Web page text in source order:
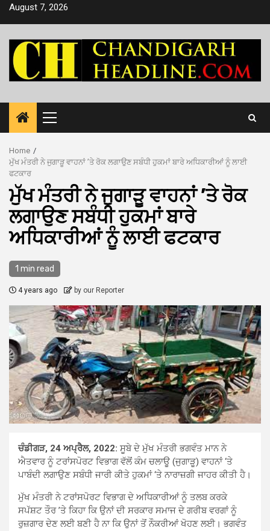
SkipAugust 7, 2026
Primary
Menu
Home
ਮੁੱਖ ਮੰਤਰੀ ਨੇ ਜੁਗਾੜੂ ਵਾਹਨਾਂ ’ਤੇ ਰੋਕ ਲਗਾਉਣ ਸਬੰਧੀ ਹੁਕਮਾਂ ਬਾਰੇ ਅਧਿਕਾਰੀਆਂ ਨੂੰ ਲਾਈ
ਫਟਕਾਰ
ਮੁੱਖ ਮੰਤਰੀ ਨੇ ਜੁਗਾੜੂ ਵਾਹਨਾਂ ’ਤੇ ਰੋਕ
ਲਗਾਉਣ ਸਬੰਧੀ ਹੁਕਮਾਂ ਬਾਰੇ
ਅਧਿਕਾਰੀਆਂ ਨੂੰ ਲਾਈ ਫਟਕਾਰ
1 min read
4 years ago by our Reporter
ਚੰਡੀਗੜ, 24 ਅਪ੍ਰੈਲ, 2022: ਸੂਬੇ ਦੇ ਮੁੱਖ ਮੰਤਰੀ ਭਗਵੰਤ ਮਾਨ ਨੇ
ਐਤਵਾਰ ਨੂੰ ਟਰਾਂਸਪੋਰਟ ਵਿਭਾਗ ਵੱਲੋਂ ਕੰਮ ਚਲਾਊ (ਜੁਗਾੜੂ) ਵਾਹਨਾਂ ‘ਤੇ
ਪਾਬੰਦੀ ਲਗਾਉਣ ਸਬੰਧੀ ਜਾਰੀ ਕੀਤੇ ਹੁਕਮਾਂ ‘ਤੇ ਨਾਰਾਜ਼ਗੀ ਜਾਹਰ ਕੀਤੀ ਹੈ।
ਮੁੱਖ ਮੰਤਰੀ ਨੇ ਟਰਾਂਸਪੋਰਟ ਵਿਭਾਗ ਦੇ ਅਧਿਕਾਰੀਆਂ ਨੂੰ ਤਲਬ ਕਰਕੇ
ਸਪੱਸ਼ਟ ਤੌਰ ’ਤੇ ਕਿਹਾ ਕਿ ਉਨਾਂ ਦੀ ਸਰਕਾਰ ਸਮਾਜ ਦੇ ਗਰੀਬ ਵਰਗਾਂ ਨੂੰ
ਰੁਜ਼ਗਾਰ ਦੇਣ ਲਈ ਬਣੀ ਹੈ ਨਾ ਕਿ ਉਨਾਂ ਤੋਂ ਨੌਕਰੀਆਂ ਖੋਹਣ ਲਈ। ਭਗਵੰਤ